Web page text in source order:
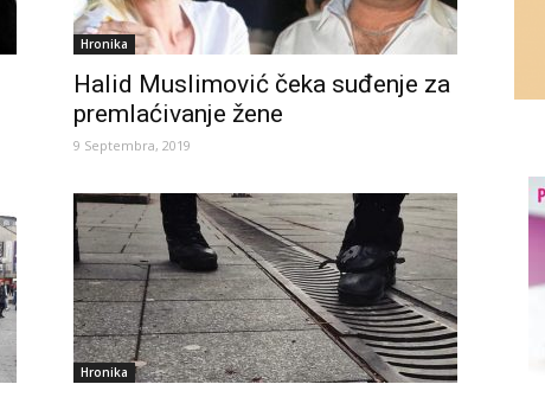
Hronika
Halid Muslimović čeka suđenje za
premlaćivanje žene
9 Septembra, 2019
Hronika